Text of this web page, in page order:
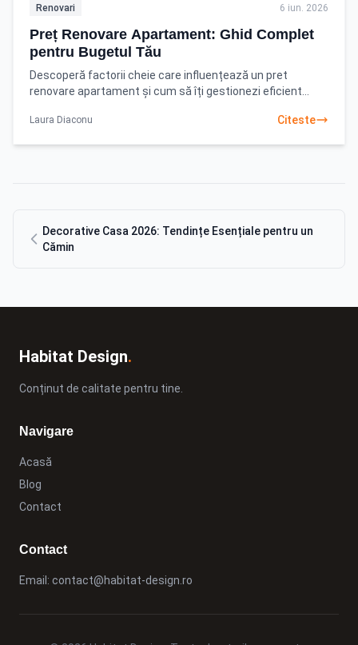
Renovari 6 iun. 2026
Preț Renovare Apartament: Ghid Complet
pentru Bugetul Tău
Descoperă factorii cheie care influențează un pret
renovare apartament și cum să îți gestionezi eficient
Laura Diaconu Citeste
Decorative Casa 2026: Tendințe Esențiale pentru un
Cămin
Habitat Design.
Conținut de calitate pentru tine.
Navigare
Acasă
Blog
Contact
Contact
Email: contact@habitat-design.ro